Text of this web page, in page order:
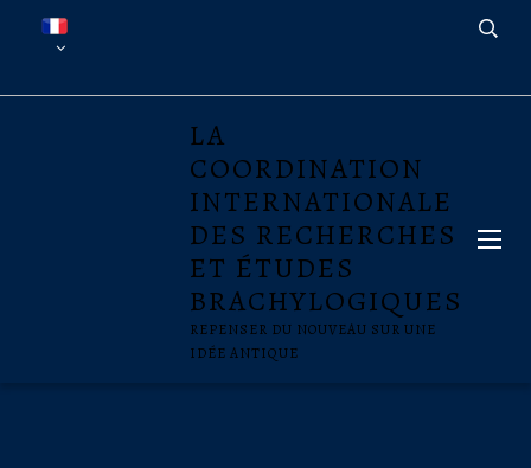
LA
COORDINATION
INTERNATIONALE
DES RECHERCHES
ET ÉTUDES
BRACHYLOGIQUES
REPENSER DU NOUVEAU SUR UNE
IDÉE ANTIQUE